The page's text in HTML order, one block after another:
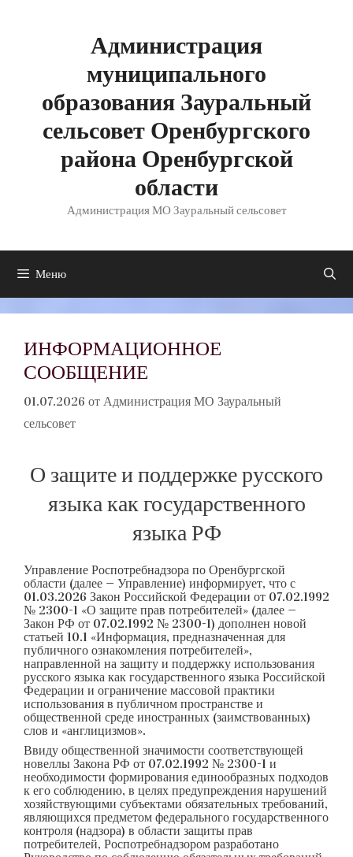
Администрация
муниципального
образования Зауральный
сельсовет Оренбургского
района Оренбургской
области
Администрация МО Зауральный сельсовет
Меню
ИНФОРМАЦИОННОЕ
СООБЩЕНИЕ
01.07.2026 от Администрация МО Зауральный
сельсовет
О защите и поддержке русского
языка как государственного
языка РФ
Управление Роспотребнадзора по Оренбургской
области (далее — Управление) информирует, что с
01.03.2026 Закон Российской Федерации от 07.02.1992
№ 2300-1 «О защите прав потребителей» (далее —
Закон РФ от 07.02.1992 № 2300-1) дополнен новой
статьей 10.1 «Информация, предназначенная для
публичного ознакомления потребителей»,
направленной на защиту и поддержку использования
русского языка как государственного языка Российской
Федерации и ограничение массовой практики
использования в публичном пространстве и
общественной среде иностранных (заимствованных)
слов и «англицизмов».
Ввиду общественной значимости соответствующей
новеллы Закона РФ от 07.02.1992 № 2300-1 и
необходимости формирования единообразных подходов
к его соблюдению, в целях предупреждения нарушений
хозяйствующими субъектами обязательных требований,
являющихся предметом федерального государственного
контроля (надзора) в области защиты прав
потребителей, Роспотребнадзором разработано